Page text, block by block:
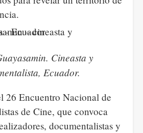
Cineasta y
Ecuador.
26 Encuentro Nacional de
de Cine, que convoca
documentalistas y